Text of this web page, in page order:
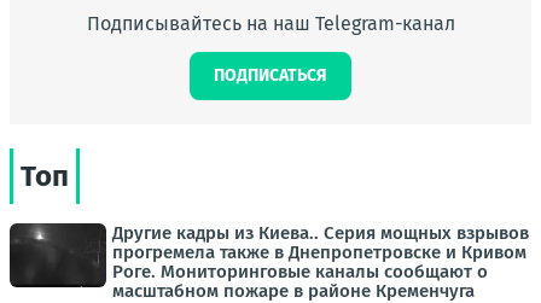
Подписывайтесь на наш Telegram-канал
ПОДПИСАТЬСЯ
Топ
Другие кадры из Киева.. Серия мощных взрывов
прогремела также в Днепропетровске и Кривом
Роге. Мониторинговые каналы сообщают о
масштабном пожаре в районе Кременчуга